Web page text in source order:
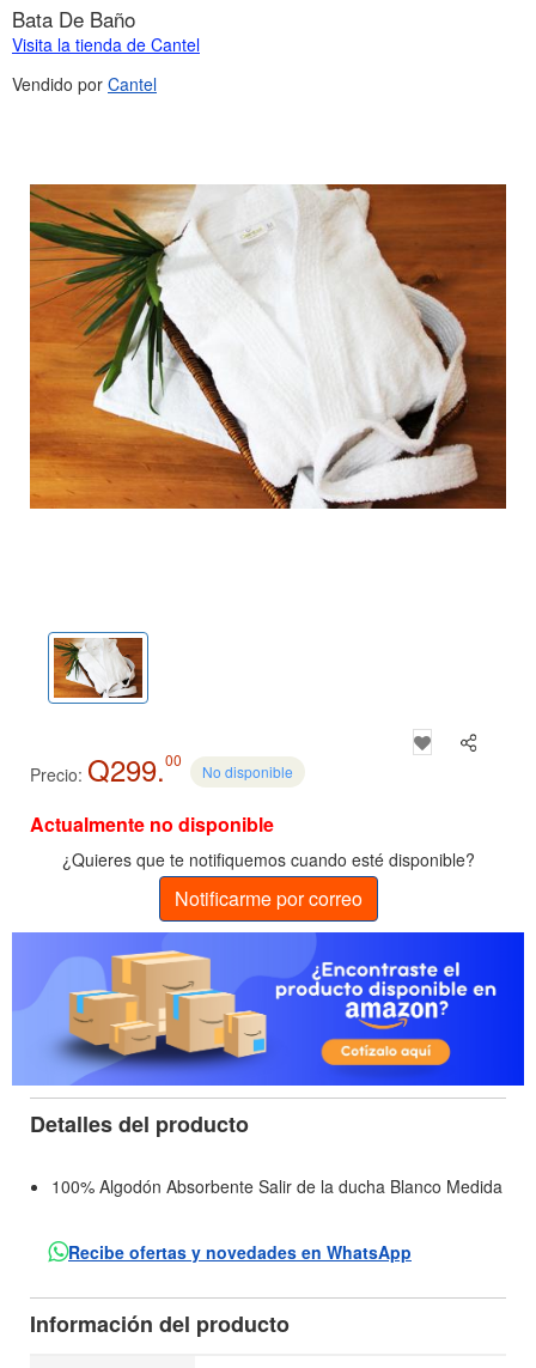
Bata De Baño
Visita la tienda de Cantel
Vendido por Cantel
Precio: Q299.00
No disponible
Actualmente no disponible
¿Quieres que te notifiquemos cuando esté disponible?
Notificarme por correo
Detalles del producto
100% Algodón Absorbente Salir de la ducha Blanco Medida
Recibe ofertas y novedades en WhatsApp
Información del producto